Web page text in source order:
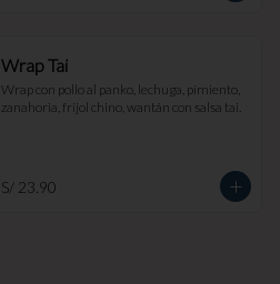
Wrap Tai
Wrap con pollo al panko, lechuga, pimiento,
zanahoria, frijol chino, wantán con salsa tai.
S/ 23.90